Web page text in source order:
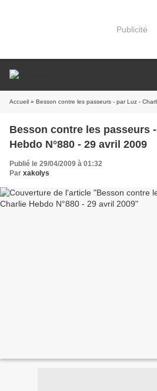
Publicité
Accueil » Besson contre les passeurs - par Luz -
Besson contre les passeurs
Hebdo N°880 - 29 avril 2009
Publié le 29/04/2009 à 01:32
Par xakolys